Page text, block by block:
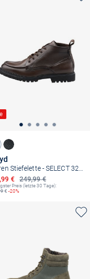
249,99 €
Preis
€
Preis (letzte 30 Tage):
€ -20%